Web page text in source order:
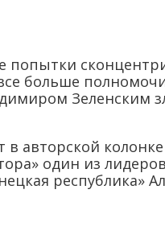
попытки
больше
Зеленским
авторской колонке
один из лидеров
республика»